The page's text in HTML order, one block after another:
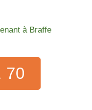
à Braffe
70